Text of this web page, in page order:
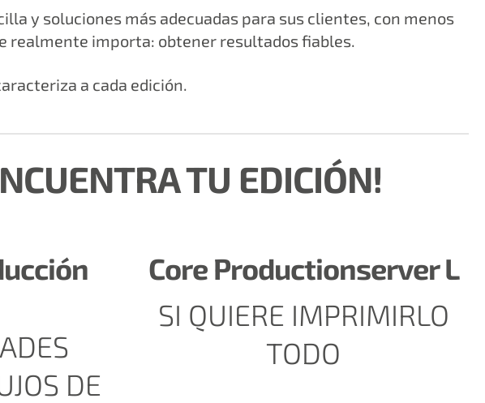
y soluciones más adecuadas para sus clientes, con menos
realmente importa: obtener resultados fiables.
a cada edición.
TU EDICIÓN!
DE
Core Productionserver L
SI QUIERE IMPRIMIRLO
TODO